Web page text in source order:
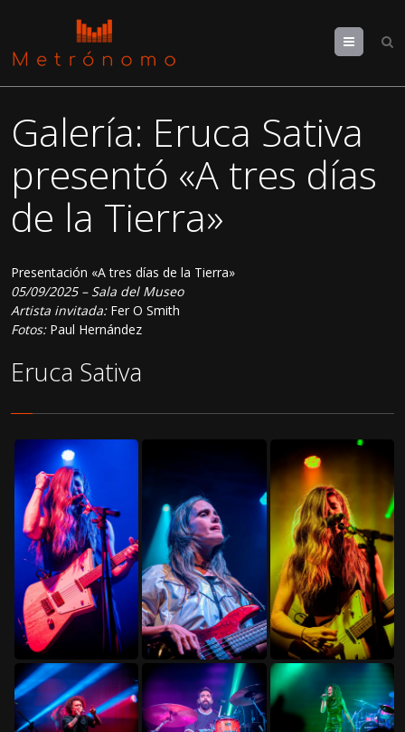
Menu
Galería: Eruca Sativa
presentó «A tres días
de la Tierra»
Presentación «A tres días de la Tierra»
05/09/2025 – Sala del Museo
Artista invitada:Fer O Smith
Fotos:Paul Hernández
Eruca Sativa